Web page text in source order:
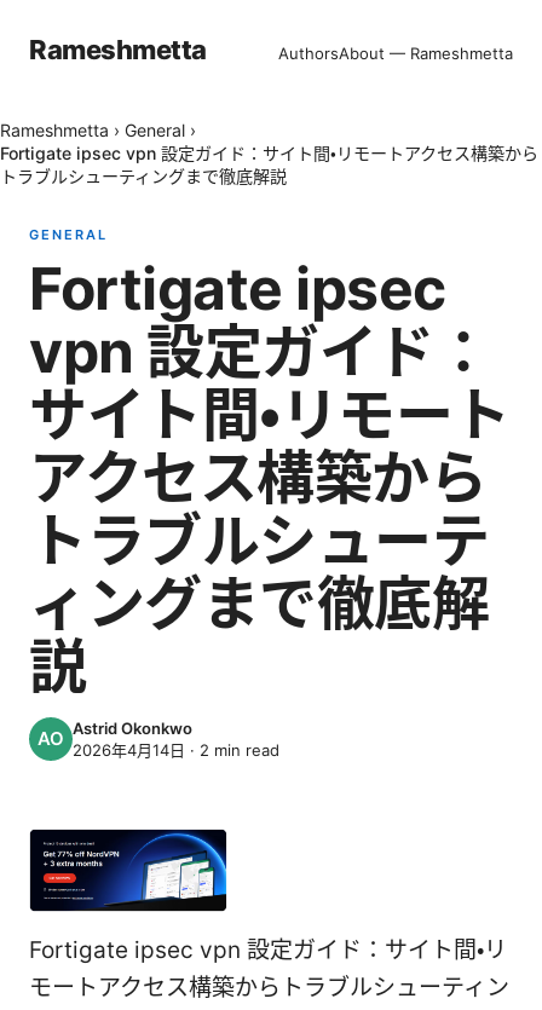
Rameshmetta AuthorsAbout — Rameshmetta
Rameshmetta › General ›
Fortigate ipsec vpn 設定ガイド：サイト間・リモートアクセス構築から
トラブルシューティングまで徹底解説
GENERAL
Fortigate ipsec
vpn 設定ガイド：
サイト間・リモート
アクセス構築から
トラブルシューテ
ィングまで徹底解
説
Astrid Okonkwo
2026年4月14日 · 2 min read
Fortigate ipsec vpn 設定ガイド：サイト間・リ
モートアクセス構築からトラブルシューティン